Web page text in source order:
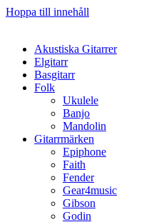
Hoppa till innehåll
Akustiska Gitarrer
Elgitarr
Basgitarr
Folk
Ukulele
Banjo
Mandolin
Gitarrmärken
Epiphone
Faith
Fender
Gear4music
Gibson
Godin